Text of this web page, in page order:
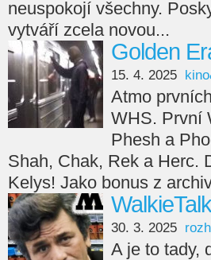
neuspokojí všechny.
vytváří zcela novou...
Golden
15. 4. 2025
Atmo
WHS. První
Phesh a
Shah, Chak, Rek a Herc.
Kelys! Jako bonus z
30. 3. 2025
A je to tady,